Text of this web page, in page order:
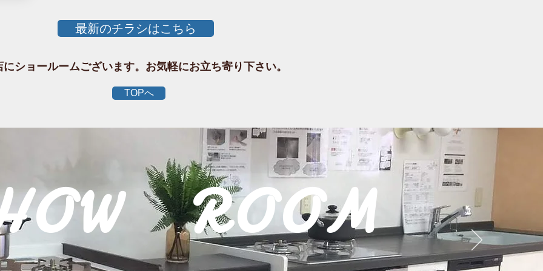
最新のチラシはこちら
にショールームございます。お気軽にお立ち寄り下さい。
TOPへ
ROOM